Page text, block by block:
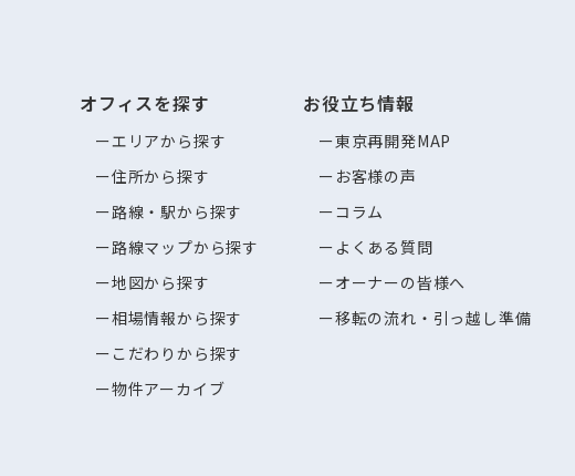
オフィスを探す
エリアから探す
住所から探す
路線・駅から探す
路線マップから探す
地図から探す
相場情報から探す
こだわりから探す
物件アーカイブ
お役立ち情報
東京再開発MAP
お客様の声
コラム
よくある質問
オーナーの皆様へ
移転の流れ・引っ越し準備